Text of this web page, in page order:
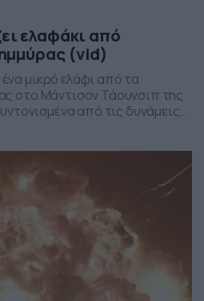
ελαφάκι από
(vid)
μικρό ελάφι από τα
στο Μάντισον Τάουνσιπ της
από τις δυνάμεις